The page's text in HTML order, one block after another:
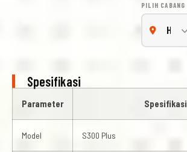
PILIH CABANG
Spesifikasi
Parameter Spesifikasi
Model S300 Plus